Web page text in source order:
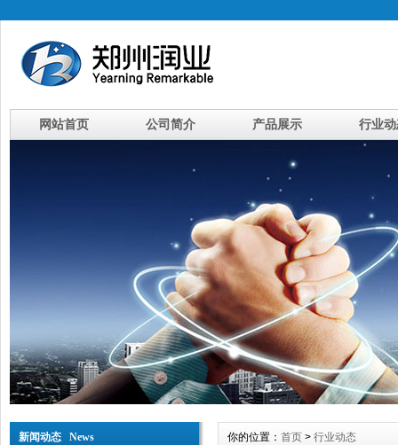
网站首页 公司简介 产品展示 行业
新闻动态 News 你的位置： 首页 > 行业动态